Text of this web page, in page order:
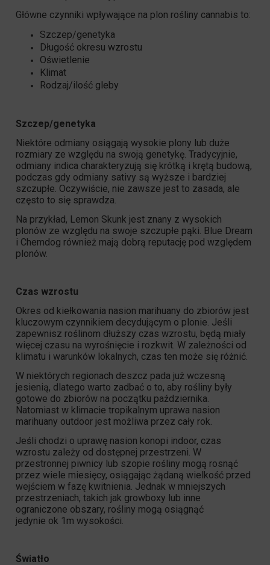
Główne czynniki wpływające na plon rośliny cannabis to:
Szczep/genetyka
Długość okresu wzrostu
Oświetlenie
Klimat
Rodzaj/ilość gleby
Szczep/genetyka
Niektóre odmiany osiągają wysokie plony lub duże
rozmiary ze względu na swoją genetykę. Tradycyjnie,
odmiany indica charakteryzują się krótką i krętą budową,
podczas gdy odmiany sativy są wyższe i bardziej
szczupłe. Oczywiście, nie zawsze jest to zasada, ale
często to się sprawdza.
Na przykład, Lemon Skunk jest znany z wysokich
plonów ze względu na swoje szczupłe pąki. Blue Dream
i Chemdog również mają dobrą reputację pod względem
plonów.
Czas wzrostu
Okres od kiełkowania nasion marihuany do zbiorów jest
kluczowym czynnikiem decydującym o plonie. Jeśli
zapewnisz roślinom dłuższy czas wzrostu, będą miały
więcej czasu na wyrośnięcie i rozkwit. W zależności od
klimatu i warunków lokalnych, czas ten może się różnić.
W niektórych regionach deszcz pada już wczesną
jesienią, dlatego warto zadbać o to, aby rośliny były
gotowe do zbiorów na początku października.
Natomiast w klimacie tropikalnym uprawa nasion
marihuany outdoor jest możliwa przez cały rok.
Jeśli chodzi o uprawę nasion konopi indoor, czas
wzrostu zależy od dostępnej przestrzeni. W
przestronnej piwnicy lub szopie rośliny mogą rosnąć
przez wiele miesięcy, osiągając żądaną wielkość przed
wejściem w fazę kwitnienia. Jednak w mniejszych
przestrzeniach, takich jak growboxy lub inne
ograniczone obszary, rośliny mogą osiągnąć
jedynie ok 1m wysokości.
Światło